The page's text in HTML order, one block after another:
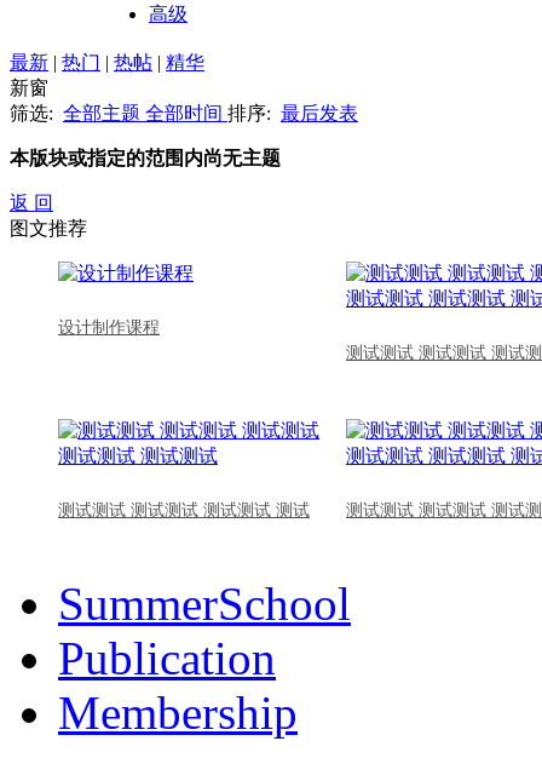
高级
最新 | 热门 | 热帖 | 精华
新窗
筛选: 全部主题 全部时间 排序: 最后发表
本版块或指定的范围内尚无主题
返 回
图文推荐
设计制作课程
测试测试 测试测试 测试
测试测试 测试测试 测试测试 测试 测试测试 测试测试 测试
SummerSchool
Publication
Membership